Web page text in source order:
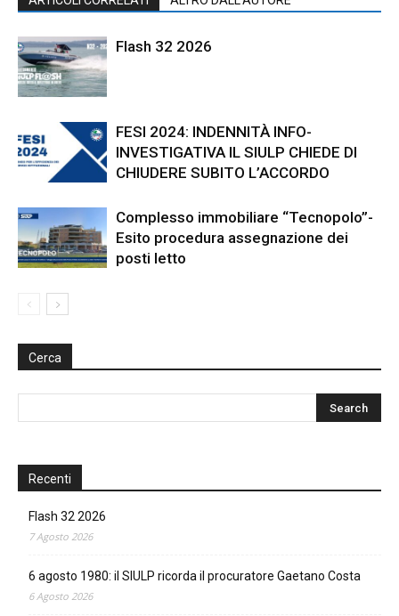
Flash 32 2026
FESI 2024: INDENNITÀ INFO-
INVESTIGATIVA IL SIULP CHIEDE DI
CHIUDERE SUBITO L’ACCORDO
Complesso immobiliare “Tecnopolo”-
Esito procedura assegnazione dei
posti letto
Cerca
Recenti
Flash 32 2026
7 Agosto 2026
6 agosto 1980: il SIULP ricorda il procuratore Gaetano Costa
6 Agosto 2026